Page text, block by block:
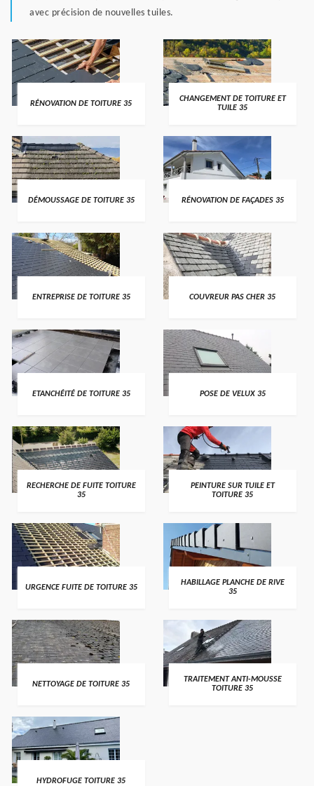
avec précision de nouvelles tuiles.
RÉNOVATION DE TOITURE 35
CHANGEMENT DE TOITURE ET
TUILE 35
DÉMOUSSAGE DE TOITURE 35 RÉNOVATION DE FAÇADES 35
ENTREPRISE DE TOITURE 35 COUVREUR PAS CHER 35
ETANCHÉITÉ DE TOITURE 35 POSE DE VELUX 35
RECHERCHE DE FUITE TOITURE
35
PEINTURE SUR TUILE ET
TOITURE 35
URGENCE FUITE DE TOITURE 35
HABILLAGE PLANCHE DE RIVE
35
NETTOYAGE DE TOITURE 35
TRAITEMENT ANTI-MOUSSE
TOITURE 35
HYDROFUGE TOITURE 35